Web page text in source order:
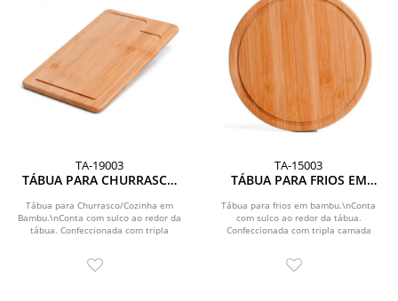
TA-19003
TÁBUA PARA CHURRASCO
Tábua para Churrasco/Cozinha em
Bambu.\nConta com sulco ao redor da
tábua. Confeccionada com tripla
TA-15003
TÁBUA PARA FRIOS EM
Tábua para frios em bambu.\nConta
com sulco ao redor da tábua.
Confeccionada com tripla camada